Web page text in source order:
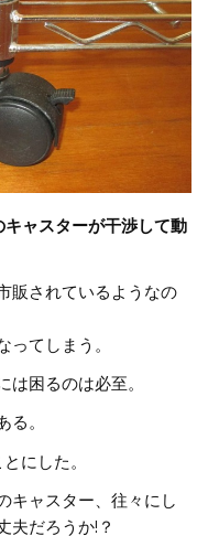
ャスターが干渉して動
販されているようなの
てしまう。
困るのは必至。
る。
にした。
キャスター、往々にし
夫だろうか!？